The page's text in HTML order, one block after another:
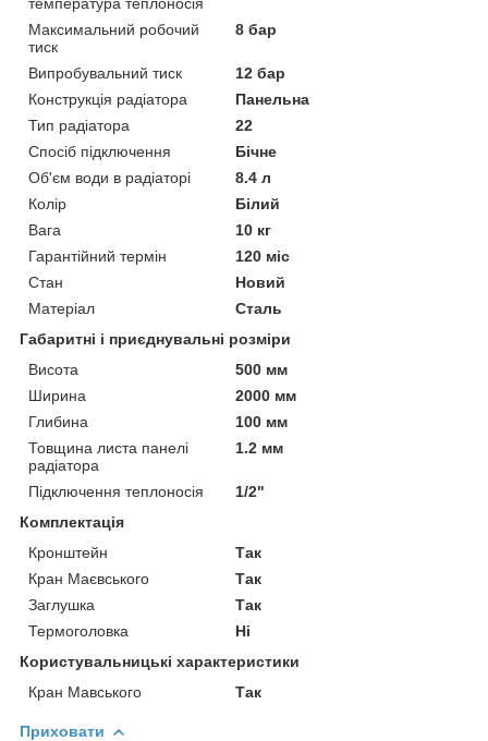
Максимальний робочий
тиск
8 бар
Випробувальний тиск
12 бар
Конструкція радіатора
Панельна
Тип радіатора
22
Спосіб підключення
Бічне
Об'єм води в радіаторі
8.4 л
Колір
Білий
Вага
10 кг
Гарантійний термін
120 міс
Стан
Новий
Матеріал
Сталь
Габаритні і приєднувальні розміри
Висота
500 мм
Ширина
2000 мм
Глибина
100 мм
Товщина листа панелі
радіатора
1.2 мм
Підключення теплоносія
1/2"
Комплектація
Кронштейн
Так
Кран Маєвського
Так
Заглушка
Так
Термоголовка
Ні
Користувальницькі характеристики
Кран Мавського
Так
Приховати